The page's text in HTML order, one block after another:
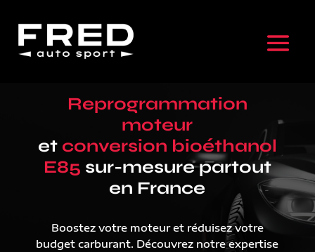
Reprogrammation
moteur
et conversion bioéthanol
E85 sur-mesure partout
en France
Boostez votre moteur et réduisez votre
budget carburant. Découvrez notre expertise